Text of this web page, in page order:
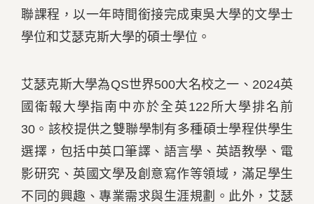
聯課程，以一年時間銜接完成東吳大學的文學士
學位和艾瑟克斯大學的碩士學位。
艾瑟克斯大學為QS世界500大名校之一、2024英
國衛報大學指南中亦於全英122所大學排名前
30。該校提供之雙聯學制有多種碩士學程供學生
選擇，包括中英口筆譯、語言學、英語教學、電
影研究、英國文學及創意寫作等領域，滿足學生
不同的興趣、專業需求與生涯規劃。此外，艾瑟